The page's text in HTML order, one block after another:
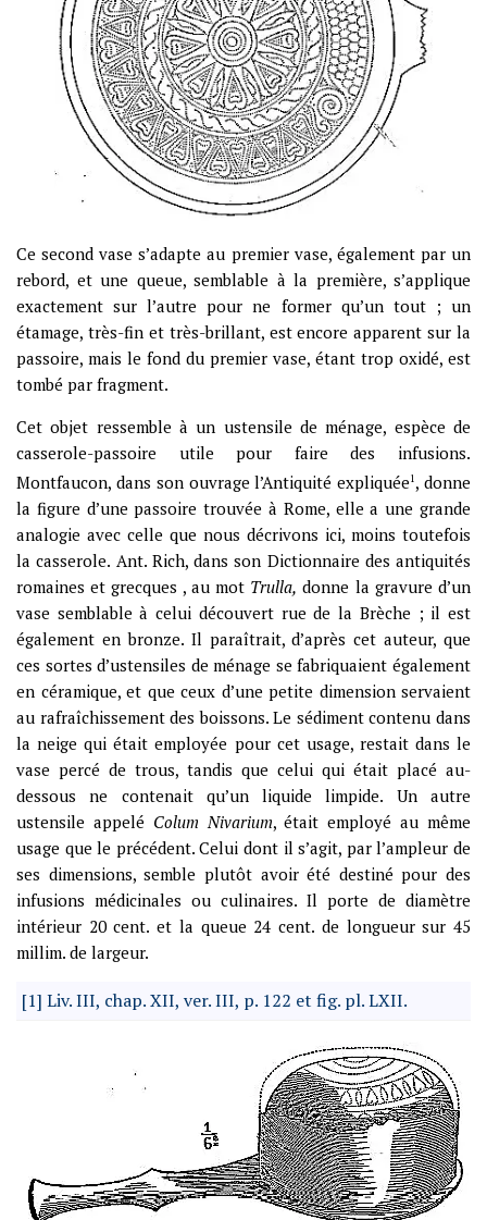
Ce second vase s’adapte au premier vase, également par un
rebord, et une queue, semblable à la première, s’applique
exactement sur l’autre pour ne former qu’un tout ; un
étamage, très-fin et très-brillant, est encore apparent sur la
passoire, mais le fond du premier vase, étant trop oxidé, est
tombé par fragment.
Cet objet ressemble à un ustensile de ménage, espèce de
casserole-passoire utile pour faire des infusions.
Montfaucon, dans son ouvrage l’Antiquité expliquée1, donne
la figure d’une passoire trouvée à Rome, elle a une grande
analogie avec celle que nous décrivons ici, moins toutefois
la casserole. Ant. Rich, dans son Dictionnaire des antiquités
romaines et grecques , au mot Trulla, donne la gravure d’un
vase semblable à celui découvert rue de la Brèche ; il est
également en bronze. Il paraîtrait, d’après cet auteur, que
ces sortes d’ustensiles de ménage se fabriquaient également
en céramique, et que ceux d’une petite dimension servaient
au rafraîchissement des boissons. Le sédiment contenu dans
la neige qui était employée pour cet usage, restait dans le
vase percé de trous, tandis que celui qui était placé au-
dessous ne contenait qu’un liquide limpide. Un autre
ustensile appelé Colum Nivarium, était employé au même
usage que le précédent. Celui dont il s’agit, par l’ampleur de
ses dimensions, semble plutôt avoir été destiné pour des
infusions médicinales ou culinaires. Il porte de diamètre
intérieur 20 cent. et la queue 24 cent. de longueur sur 45
millim. de largeur.
[1] Liv. III, chap. XII, ver. III, p. 122 et fig. pl. LXII.